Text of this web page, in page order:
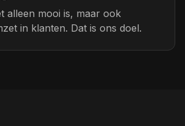
alleen mooi is, maar ook
in klanten. Dat is ons doel.